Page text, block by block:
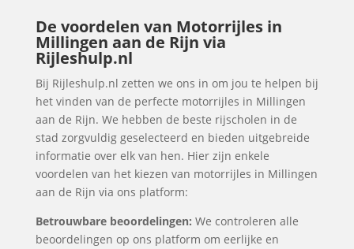
De voordelen van Motorrijles in
Millingen aan de Rijn via
Rijleshulp.nl
Bij Rijleshulp.nl zetten we ons in om jou te helpen bij
het vinden van de perfecte motorrijles in Millingen
aan de Rijn. We hebben de beste rijscholen in de
stad zorgvuldig geselecteerd en bieden uitgebreide
informatie over elk van hen. Hier zijn enkele
voordelen van het kiezen van motorrijles in Millingen
aan de Rijn via ons platform:
Betrouwbare beoordelingen: We controleren alle
beoordelingen op ons platform om eerlijke en